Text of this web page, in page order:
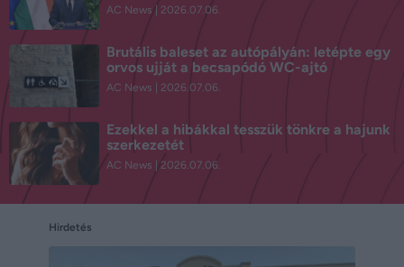
AC News 2026.07.06.
Brutális baleset az autópályán: letépte egy
orvos ujját a becsapódó WC-ajtó
AC News 2026.07.06.
Ezekkel a hibákkal tesszük tönkre a hajunk
szerkezetét
AC News 2026.07.06.
Hirdetés